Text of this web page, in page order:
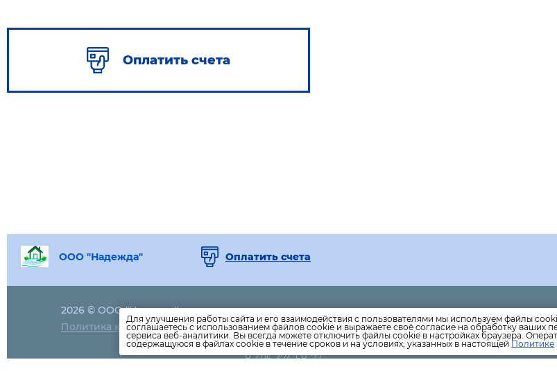
Оплатить счета
ООО "Надежда" Оплатить счета
2026 © ООО "Надежда"
Политика конфиденциальности
Контактный телефон офиса, расположенного по адресу: МО.,
Белорусская, дом 4, пом. 12
Телефон доступен согласно графику работы
8-495-374-58-27
Для улучшения работы сайта и его взаимодействия с пользователями мы используем файлы
соглашаетесь с использованием файлов cookie и выражаете своё согласие на обработку ваших
сервиса веб-аналитики. Вы всегда можете отключить файлы cookie в настройках браузера.
содержащуюся в файлах cookie в течение сроков и на условиях, указанных в настоящей Политике